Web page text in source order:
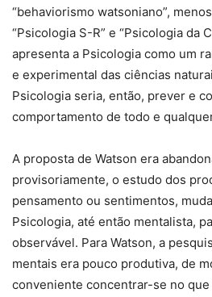
“behaviorismo watsoniano”,
“Psicologia S-R” e “Psicologia da
apresenta a Psicologia como um
e experimental das ciências
Psicologia seria, então, prever e
comportamento de todo e
A proposta de Watson era
provisoriamente, o estudo dos
pensamento ou sentimentos,
Psicologia, até então mentalista,
observável. Para Watson, a
mentais era pouco produtiva, de
conveniente concentrar-se no